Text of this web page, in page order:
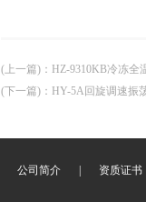
(上一篇) ： HZ-9310KB冷冻全
(下一篇) ： HY-5A回旋调速振
公司简介 资质证书